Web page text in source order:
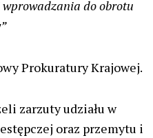
do obrotu
Prokuratury Krajowej.
zarzuty udziału w
oraz przemytu i